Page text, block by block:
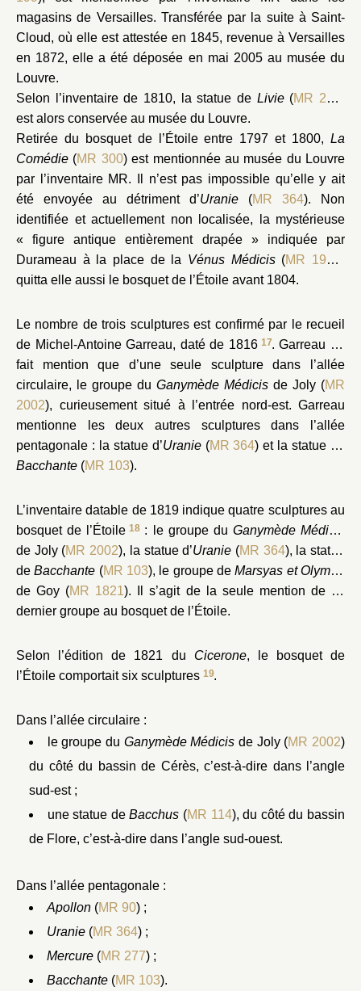
magasins de Versailles. Transférée par la suite à Saint-
Cloud, où elle est attestée en 1845, revenue à Versailles
en 1872, elle a été déposée en mai 2005 au musée du
Louvre.
Selon l’inventaire de 1810, la statue de Livie(MR 298
est alors conservée au musée du Louvre.
Retirée du bosquet de l’Étoile entre 1797 et 1800, La
Comédie (MR 300) est mentionnée au musée du Louvre
par l’inventaire MR. Il n’est pas impossible qu’elle y ait
été envoyée au détriment d’Uranie (MR 364). Non
identifiée et actuellement non localisée, la mystérieuse
« figure antique entièrement drapée » indiquée par
Durameau à la place de la Vénus Médicis(MR 1995
quitta elle aussi le bosquet de l’Étoile avant 1804.
Le nombre de trois sculptures est confirmé par le recueil
de Michel-Antoine Garreau, daté de 1816 17. Garreau ne
fait mention que d’une seule sculpture dans l’allée
circulaire, le groupe du Ganymède Médicis de Joly (MR
2002), curieusement situé à l’entrée nord-est. Garreau
mentionne les deux autres sculptures dans l’allée
pentagonale : la statue d’Uranie(MR 364) et la statue de
Bacchante (MR 103).
L’inventaire datable de 1819 indique quatre sculptures au
bosquet de l’Étoile 18: le groupe du Ganymède Médicis
de Joly (MR 2002), la statue d’Uranie (MR 364), la statue
deBacchante (MR 103), le groupe deMarsyas et Olympe
de Goy (MR 1821). Il s’agit de la seule mention de ce
dernier groupe au bosquet de l’Étoile.
Selon l’édition de 1821 du Cicerone, le bosquet de
l’Étoile comportait six sculptures 19.
Dans l’allée circulaire :
le groupe du Ganymède Médicis de Joly (MR 2002)
du côté du bassin de Cérès, c’est-à-dire dans l’angle
sud-est ;
une statue deBacchus (MR 114), du côté du bassin
de Flore, c’est-à-dire dans l’angle sud-ouest.
Dans l’allée pentagonale :
Apollon (MR 90) ;
Uranie (MR 364) ;
Mercure (MR 277) ;
Bacchante (MR 103).